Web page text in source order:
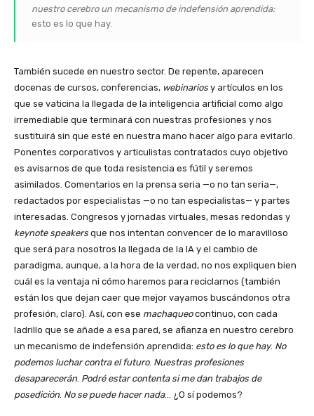
nuestro cerebro un mecanismo de indefensión aprendida:
esto es lo que hay.
También sucede en nuestro sector. De repente, aparecen
docenas de cursos, conferencias, webinarios y artículos en los
que se vaticina la llegada de la inteligencia artificial como algo
irremediable que terminará con nuestras profesiones y nos
sustituirá sin que esté en nuestra mano hacer algo para evitarlo.
Ponentes corporativos y articulistas contratados cuyo objetivo
es avisarnos de que toda resistencia es fútil y seremos
asimilados. Comentarios en la prensa seria —o no tan seria—,
redactados por especialistas —o no tan especialistas— y partes
interesadas. Congresos y jornadas virtuales, mesas redondas y
keynote speakers que nos intentan convencer de lo maravilloso
que será para nosotros la llegada de la IA y el cambio de
paradigma, aunque, a la hora de la verdad, no nos expliquen bien
cuál es la ventaja ni cómo haremos para reciclarnos (también
están los que dejan caer que mejor vayamos buscándonos otra
profesión, claro). Así, con ese machaqueocontinuo, con cada
ladrillo que se añade a esa pared, se afianza en nuestro cerebro
un mecanismo de indefensión aprendida: esto es lo que hay. No
podemos luchar contra el futuro. Nuestras profesiones
desaparecerán Podré estar contenta si me dan trabajos de
posedición No se puede hacer nada… ¿O sí podemos?